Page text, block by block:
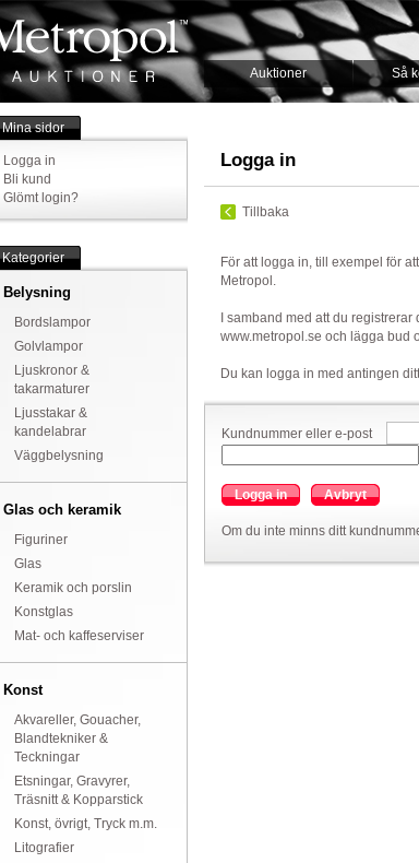
Auktioner Så
Mina sidor
Logga in
Bli kund
Glömt login?
Kategorier
Belysning
Bordslampor
Golvlampor
Ljuskronor &
takarmaturer
Ljusstakar &
kandelabrar
Väggbelysning
Glas och keramik
Figuriner
Glas
Keramik och porslin
Konstglas
Mat- och kaffeserviser
Konst
Akvareller, Gouacher,
Blandtekniker &
Teckningar
Etsningar, Gravyrer,
Träsnitt & Kopparstick
Konst, övrigt, Tryck m.m.
Litografier
Logga in
Tillbaka
För att logga in, till exempel för
Metropol.
I samband med att du
www.metropol.se och lägga bud
Du kan logga in med antingen
Kundnummer eller e-post
Logga in Avbryt
Om du inte minns ditt